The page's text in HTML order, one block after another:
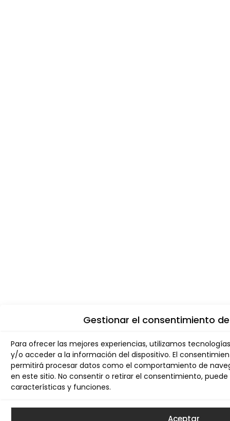
Gestionar el consentimiento
Para ofrecer las mejores experiencias, utilizamos
y/o acceder a la información del dispositivo. El
permitirá procesar datos como el comportamiento de
en este sitio. No consentir o retirar el consentimiento,
características y funciones.
Aceptar